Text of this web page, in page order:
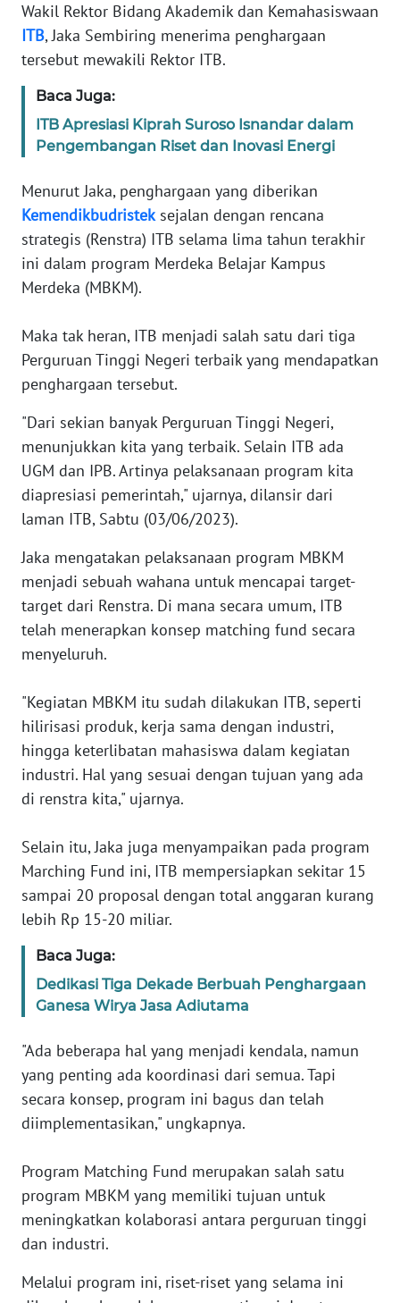
Wakil Rektor Bidang Akademik dan Kemahasiswaan
ITB, Jaka Sembiring menerima penghargaan
tersebut mewakili Rektor ITB.
Baca Juga:
ITB Apresiasi Kiprah Suroso Isnandar dalam
Pengembangan Riset dan Inovasi Energi
Menurut Jaka, penghargaan yang diberikan
Kemendikbudristeksejalan dengan rencana
strategis (Renstra) ITB selama lima tahun terakhir
ini dalam program Merdeka Belajar Kampus
Merdeka (MBKM).
Maka tak heran, ITB menjadi salah satu dari tiga
Perguruan Tinggi Negeri terbaik yang mendapatkan
penghargaan tersebut.
"Dari sekian banyak Perguruan Tinggi Negeri,
menunjukkan kita yang terbaik. Selain ITB ada
UGM dan IPB. Artinya pelaksanaan program kita
diapresiasi pemerintah," ujarnya, dilansir dari
laman ITB, Sabtu (03/06/2023).
Jaka mengatakan pelaksanaan program MBKM
menjadi sebuah wahana untuk mencapai target-
target dari Renstra. Di mana secara umum, ITB
telah menerapkan konsep matching fund secara
menyeluruh.
"Kegiatan MBKM itu sudah dilakukan ITB, seperti
hilirisasi produk, kerja sama dengan industri,
hingga keterlibatan mahasiswa dalam kegiatan
industri. Hal yang sesuai dengan tujuan yang ada
di renstra kita," ujarnya.
Selain itu, Jaka juga menyampaikan pada program
Marching Fund ini, ITB mempersiapkan sekitar 15
sampai 20 proposal dengan total anggaran kurang
lebih Rp 15-20 miliar.
Baca Juga:
Dedikasi Tiga Dekade Berbuah Penghargaan
Ganesa Wirya Jasa Adiutama
"Ada beberapa hal yang menjadi kendala, namun
yang penting ada koordinasi dari semua. Tapi
secara konsep, program ini bagus dan telah
diimplementasikan," ungkapnya.
Program Matching Fund merupakan salah satu
program MBKM yang memiliki tujuan untuk
meningkatkan kolaborasi antara perguruan tinggi
dan industri.
Melalui program ini, riset-riset yang selama ini
PEDOMAN
MEDIA
REDAKSI
KARIR
DISCLAIMER
Wahana
News
Regional
SUMUT
WN
WN
JABAR
WN
WN
NTT
WN
KEPRI
WN
PAPUA
WN
PAPUA
WN
SERAMBI
WN
SULTRA
WN
WN
SULTENG
SULBAR